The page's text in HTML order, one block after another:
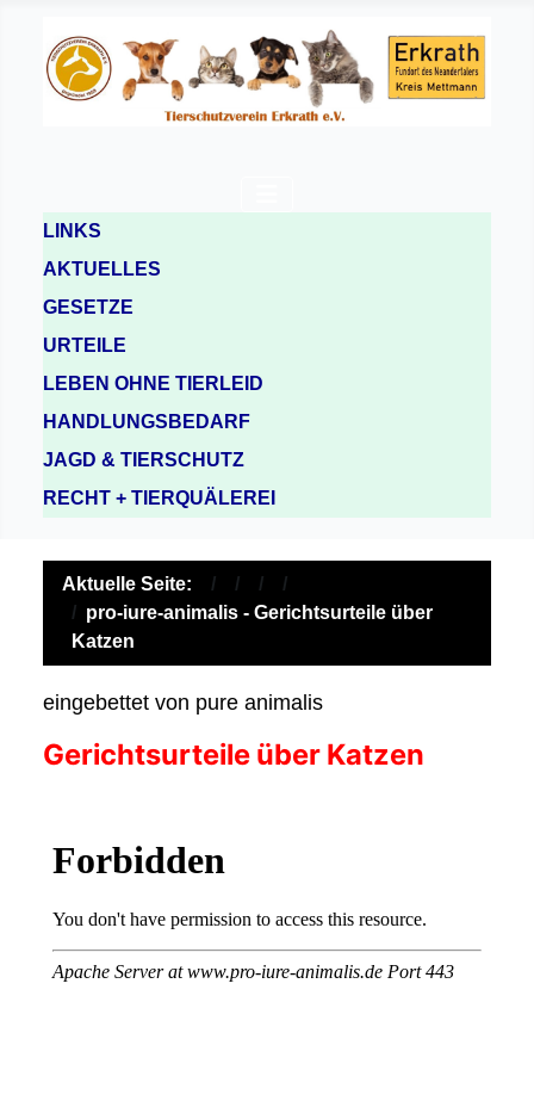
LINKS
AKTUELLES
GESETZE
URTEILE
LEBEN OHNE TIERLEID
HANDLUNGSBEDARF
JAGD & TIERSCHUTZ
RECHT + TIERQUÄLEREI
Aktuelle Seite:
pro-iure-animalis - Gerichtsurteile über
Katzen
eingebettet von pure animalis
Gerichtsurteile über Katzen